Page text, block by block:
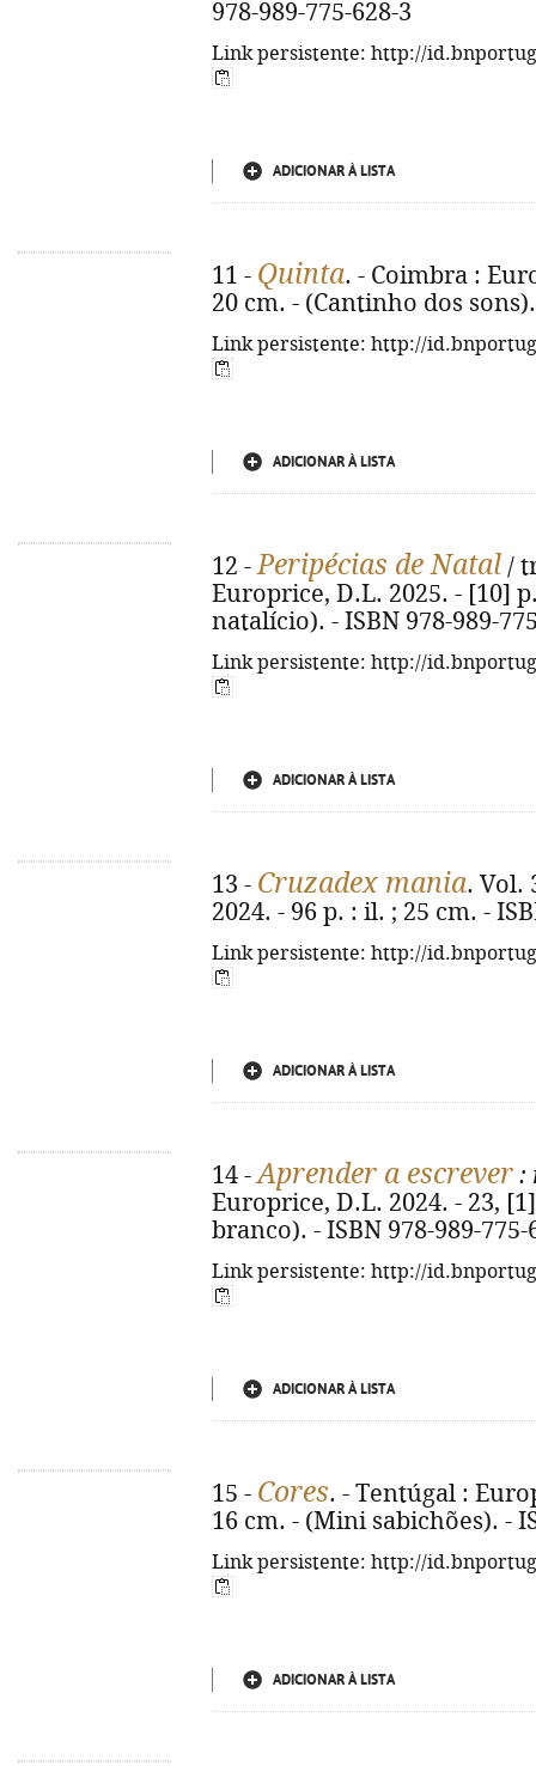
978-989-775-628-3
Link persistente: http://
ADICIONAR À LISTA
11 - Quinta. - Coimbra :
20 cm. - (Cantinho dos
Link persistente: http://
ADICIONAR À LISTA
12 -Peripécias de Natal /
Europrice, D.L. 2025. - [10]
natalício). - ISBN 978-989-
Link persistente: http://
ADICIONAR À LISTA
13 - Cruzadex mania. Vol.
2024. - 96 p. : il. ; 25 cm. -
Link persistente: http://
ADICIONAR À LISTA
14 -Aprender a escrever :
Europrice, D.L. 2024. - 23,
branco). - ISBN 978-989-775-
Link persistente: http://
ADICIONAR À LISTA
15 - Cores. - Tentúgal :
16 cm. - (Mini sabichões). -
Link persistente: http://
ADICIONAR À LISTA